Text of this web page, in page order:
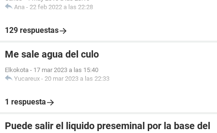
Ana - 22 feb 2022 a las 22:28
129 respuestas
Me sale agua del culo
Elkokota - 17 mar 2023 a las 15:40
Yucareux - 20 mar 2023 a las 22:33
1 respuesta
Puede salir el liquido preseminal por la base del